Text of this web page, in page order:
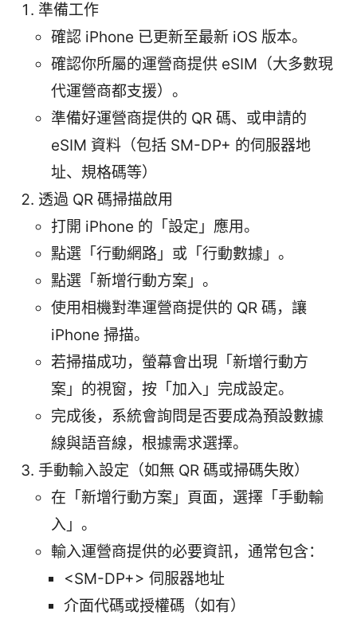
準備工作
確認 iPhone 已更新至最新 iOS 版本。
確認你所屬的運營商提供 eSIM（大多數現
代運營商都支援）。
準備好運營商提供的 QR 碼、或申請的
eSIM 資料（包括 SM-DP+ 的伺服器地
址、規格碼等）
透過 QR 碼掃描啟用
打開 iPhone 的「設定」應用。
點選「行動網路」或「行動數據」。
點選「新增行動方案」。
使用相機對準運營商提供的 QR 碼，讓
iPhone 掃描。
若掃描成功，螢幕會出現「新增行動方
案」的視窗，按「加入」完成設定。
完成後，系統會詢問是否要成為預設數據
線與語音線，根據需求選擇。
手動輸入設定（如無 QR 碼或掃碼失敗）
在「新增行動方案」頁面，選擇「手動輸
入」。
輸入運營商提供的必要資訊，通常包含：
<SM-DP+> 伺服器地址
介面代碼或授權碼（如有）